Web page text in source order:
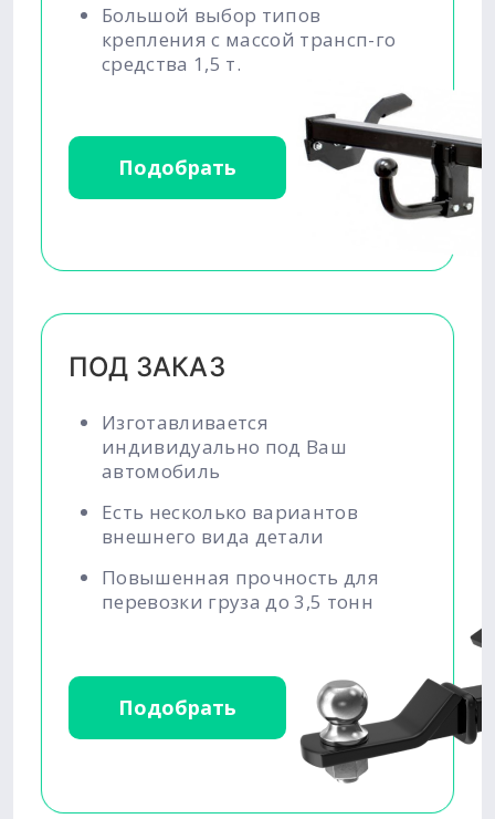
Большой выбор типов
крепления с массой трансп-го
средства 1,5 т.
Подобрать
ПОД ЗАКАЗ
Изготавливается
индивидуально под Ваш
автомобиль
Есть несколько вариантов
внешнего вида детали
Повышенная прочность для
перевозки груза до 3,5 тонн
Подобрать